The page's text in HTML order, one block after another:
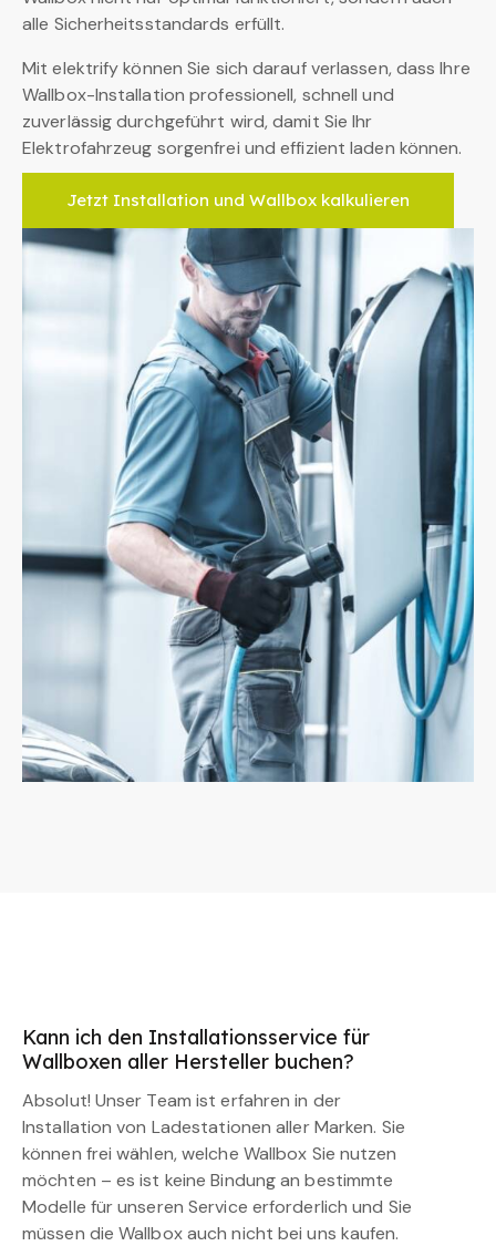
alle Sicherheitsstandards erfüllt.
Mit elektrify können Sie sich darauf verlassen, dass Ihre
Wallbox-Installation professionell, schnell und
zuverlässig durchgeführt wird, damit Sie Ihr
Elektrofahrzeug sorgenfrei und effizient laden können.
Jetzt Installation und Wallbox kalkulieren
Kann ich den Installationsservice für
Wallboxen aller Hersteller buchen?
Absolut! Unser Team ist erfahren in der
Installation von Ladestationen aller Marken. Sie
können frei wählen, welche Wallbox Sie nutzen
möchten – es ist keine Bindung an bestimmte
Modelle für unseren Service erforderlich und Sie
müssen die Wallbox auch nicht bei uns kaufen.